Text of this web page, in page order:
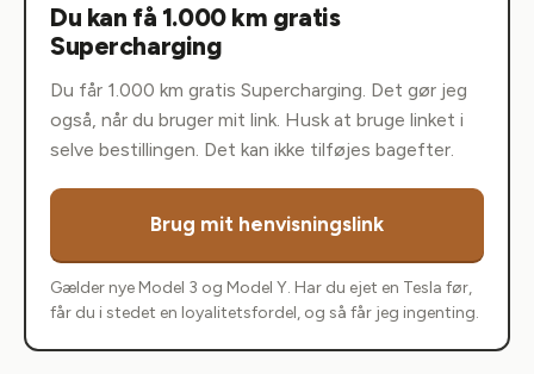
Du kan få 1.000 km gratis
Supercharging
Du får 1.000 km gratis Supercharging. Det gør jeg
også, når du bruger mit link. Husk at bruge linket i
selve bestillingen. Det kan ikke tilføjes bagefter.
Brug mit henvisningslink
Gælder nye Model 3 og Model Y. Har du ejet en Tesla før,
får du i stedet en loyalitetsfordel, og så får jeg ingenting.